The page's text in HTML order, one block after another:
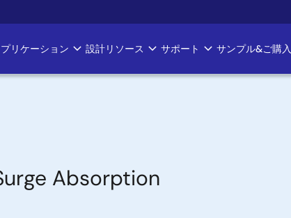
リケーション 設計リソース サポート サンプル&ご購入
Absorption